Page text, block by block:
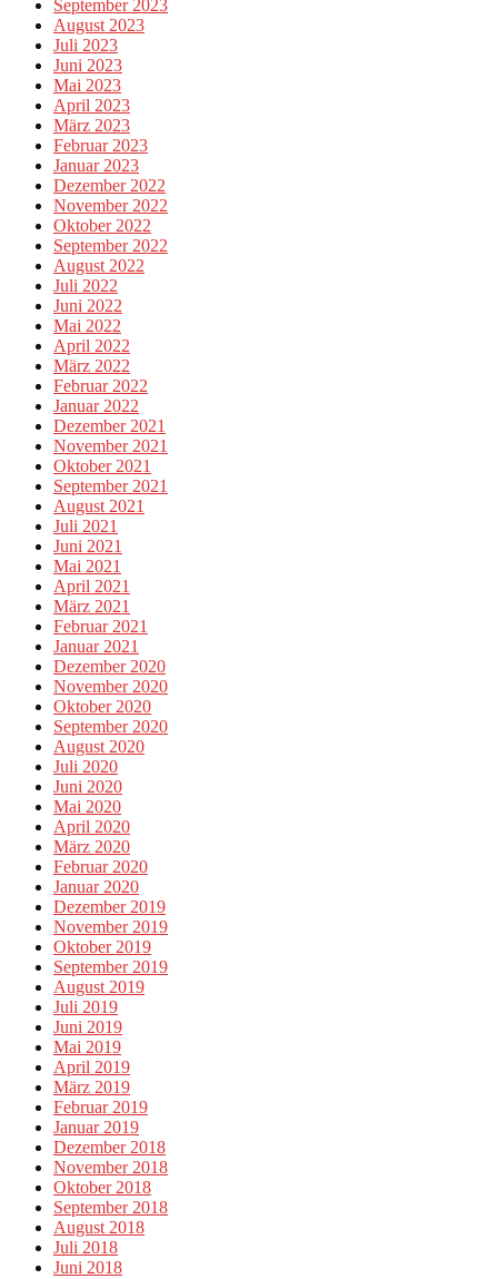
September 2023
August 2023
Juli 2023
Juni 2023
Mai 2023
April 2023
März 2023
Februar 2023
Januar 2023
Dezember 2022
November 2022
Oktober 2022
September 2022
August 2022
Juli 2022
Juni 2022
Mai 2022
April 2022
März 2022
Februar 2022
Januar 2022
Dezember 2021
November 2021
Oktober 2021
September 2021
August 2021
Juli 2021
Juni 2021
Mai 2021
April 2021
März 2021
Februar 2021
Januar 2021
Dezember 2020
November 2020
Oktober 2020
September 2020
August 2020
Juli 2020
Juni 2020
Mai 2020
April 2020
März 2020
Februar 2020
Januar 2020
Dezember 2019
November 2019
Oktober 2019
September 2019
August 2019
Juli 2019
Juni 2019
Mai 2019
April 2019
März 2019
Februar 2019
Januar 2019
Dezember 2018
November 2018
Oktober 2018
September 2018
August 2018
Juli 2018
Juni 2018